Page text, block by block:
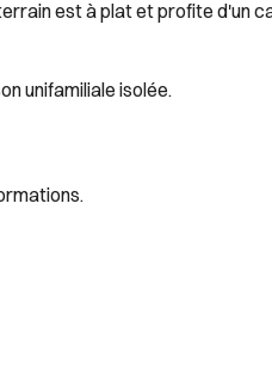
est à plat et profite d'un
unifamiliale isolée.